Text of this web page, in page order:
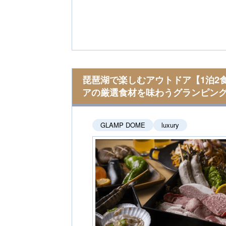
琵琶湖で楽しむアウトドア【1泊2
アの厳選食材を味わうグランピン
GLAMP DOME luxury